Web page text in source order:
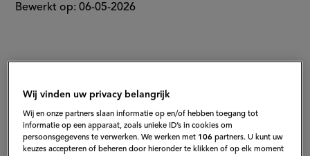
Bewerkt op: 06-05-2026
Wij vinden uw privacy belangrijk
Wij en onze partners slaan informatie op en/of hebben toegang tot
informatie op een apparaat, zoals unieke ID’s in cookies om
persoonsgegevens te verwerken. We werken met 106 partners. U kunt uw
keuzes accepteren of beheren door hieronder te klikken of op elk moment